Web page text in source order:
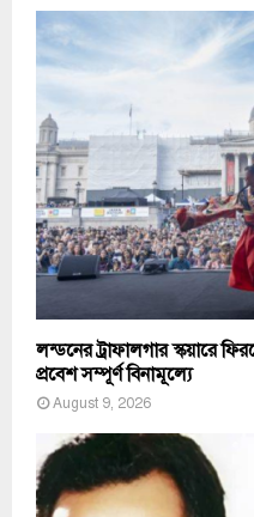
লন্ডনের ট্রাফালগার স্কয়ারে
প্রবেশ সম্পূর্ণ বিনামূল্যে
August 9, 2026